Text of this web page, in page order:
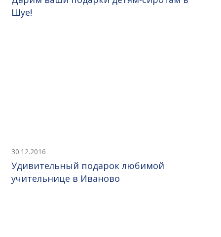
Шуе!
30.12.2016
Удивительный подарок любимой
учительнице в Иваново